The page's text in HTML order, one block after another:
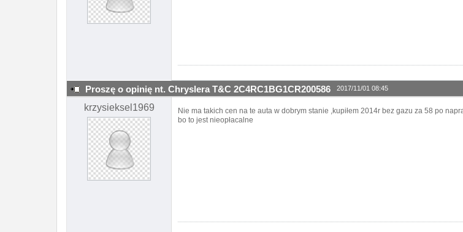
Proszę o opinię nt. Chryslera T&C 2C4RC1BG1CR200586 2017/11/01 08:45
krzysieksel1969
Nie ma takich cen na te auta w dobrym stanie ,kupiłem 2014r bez gazu za 58 po
bo to jest nieopłacalne